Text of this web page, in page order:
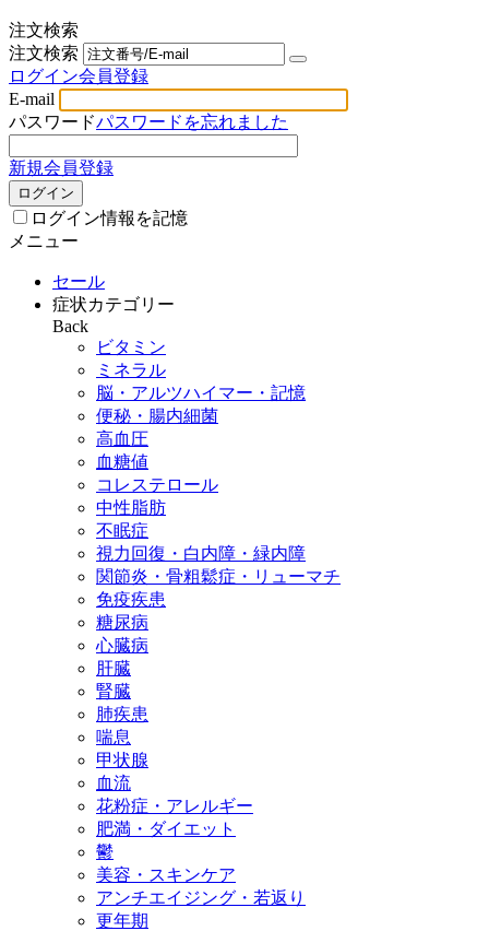
注文検索
注文検索
ログイン会員登録
E-mail
パスワードパスワードを忘れました
新規会員登録
ログイン
ログイン情報を記憶
メニュー
セール
症状カテゴリー
Back
ビタミン
ミネラル
脳・アルツハイマー・記憶
便秘・腸内細菌
高血圧
血糖値
コレステロール
中性脂肪
不眠症
視力回復・白内障・緑内障
関節炎・骨粗鬆症・リューマチ
免疫疾患
糖尿病
心臓病
肝臓
腎臓
肺疾患
喘息
甲状腺
血流
花粉症・アレルギー
肥満・ダイエット
鬱
美容・スキンケア
アンチエイジング・若返り
更年期